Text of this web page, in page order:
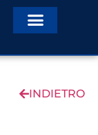
INDIETRO